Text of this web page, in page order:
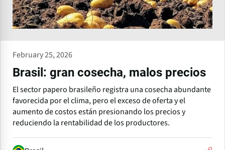
February 25, 2026
Brasil: gran cosecha, malos precios
El sector papero brasileño registra una cosecha abundante
favorecida por el clima, pero el exceso de oferta y el
aumento de costos están presionando los precios y
reduciendo la rentabilidad de los productores.